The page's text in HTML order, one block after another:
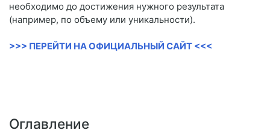
необходимо до достижения нужного результата
(например, по объему или уникальности).
>>> ПЕРЕЙТИ НА ОФИЦИАЛЬНЫЙ САЙТ <<<
Оглавление